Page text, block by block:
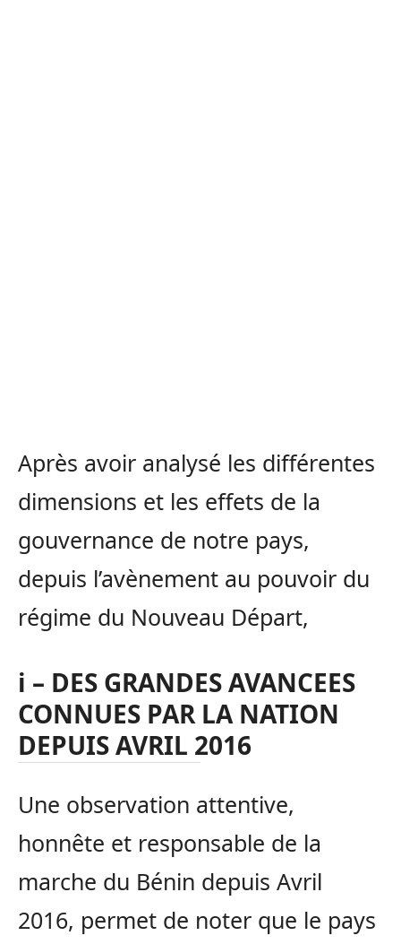
Après avoir analysé les différentes
dimensions et les effets de la
gouvernance de notre pays,
depuis l’avènement au pouvoir du
régime du Nouveau Départ,
i – DES GRANDES AVANCEES
CONNUES PAR LA NATION
DEPUIS AVRIL 2016
Une observation attentive,
honnête et responsable de la
marche du Bénin depuis Avril
2016, permet de noter que le pays